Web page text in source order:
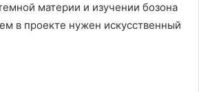
материи и изучении бозона
в проекте нужен искусственный